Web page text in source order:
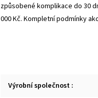
způsobené komplikace do 30
000 Kč. Kompletní podmínky
Výrobní společnost :